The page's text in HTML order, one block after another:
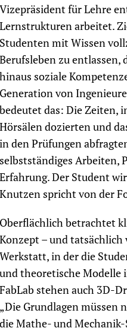
Vizepräsident für Lehre
Lernstrukturen arbeitet.
Studenten mit Wissen
Berufsleben zu
hinaus soziale
Generation von
bedeutet das: Die Zeiten,
Hörsälen dozierten und
in den Prüfungen
selbstständiges Arbeiten,
Erfahrung. Der Student
Knutzen spricht von der
Oberflächlich betrachtet
Konzept – und tatsächlich
Werkstatt, in der die
und theoretische Modelle
FabLab stehen auch 3D-
„Die Grundlagen müssen
die Mathe- und